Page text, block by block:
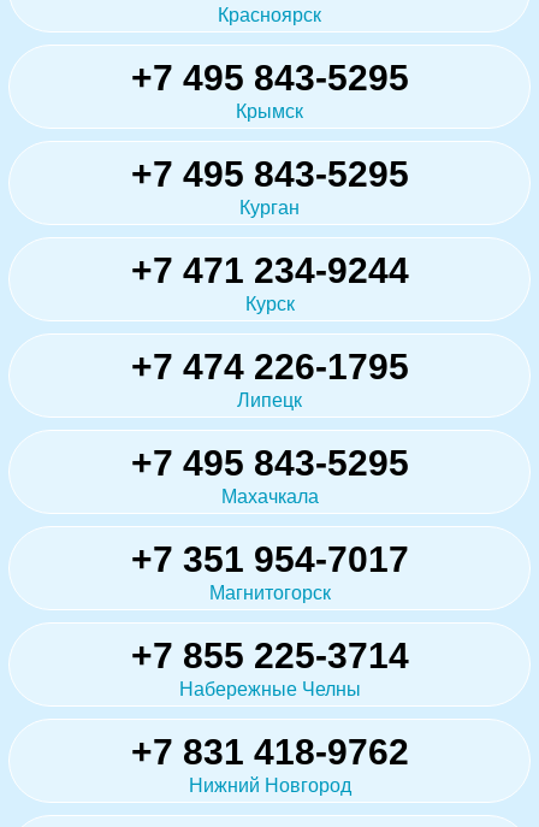
Красноярск
+7 495 843-5295
Крымск
+7 495 843-5295
Курган
+7 471 234-9244
Курск
+7 474 226-1795
Липецк
+7 495 843-5295
Махачкала
+7 351 954-7017
Магнитогорск
+7 855 225-3714
Набережные Челны
+7 831 418-9762
Нижний Новгород